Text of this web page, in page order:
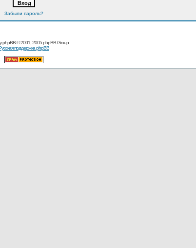
Забыли пароль?
phpBB© 2001, 2005 phpBB Group
поддержка phpBB